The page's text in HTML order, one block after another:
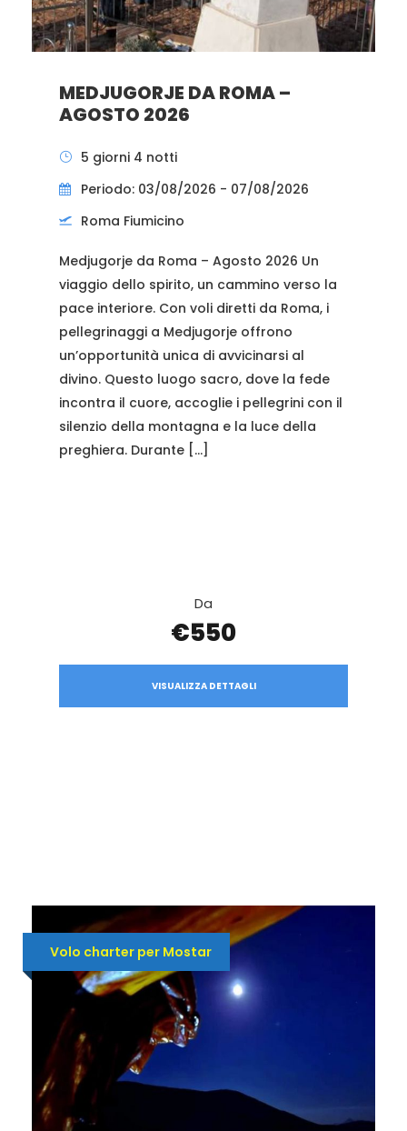
MEDJUGORJE DA ROMA –
AGOSTO 2026
5 giorni 4 notti
Periodo: 03/08/2026 - 07/08/2026
Roma Fiumicino
Medjugorje da Roma – Agosto 2026 Un
viaggio dello spirito, un cammino verso la
pace interiore. Con voli diretti da Roma, i
pellegrinaggi a Medjugorje offrono
un’opportunità unica di avvicinarsi al
divino. Questo luogo sacro, dove la fede
incontra il cuore, accoglie i pellegrini con il
silenzio della montagna e la luce della
preghiera. Durante […]
Da
€550
VISUALIZZA DETTAGLI
Volo charter per Mostar